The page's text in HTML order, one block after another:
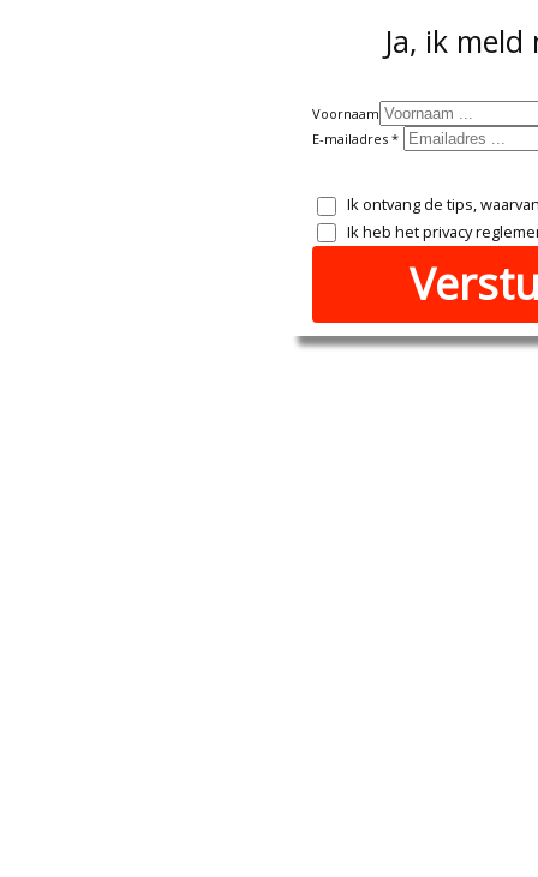
Ja, ik
Voornaam
E-mailadres
Ik ontvang de tips,
Ik heb het privacy